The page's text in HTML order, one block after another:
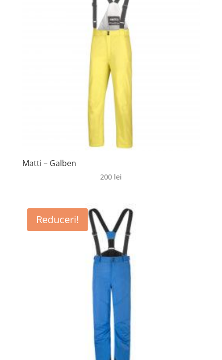
Matti – Galben
200 lei
Reduceri!